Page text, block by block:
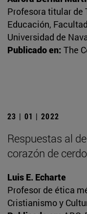
Profesora titular de
Educación,
Universidad de
Publicado en: The
23 | 01 | 2022
Respuestas al
corazón de cerdo
Luis E. Echarte
Profesor de ética
Cristianismo y